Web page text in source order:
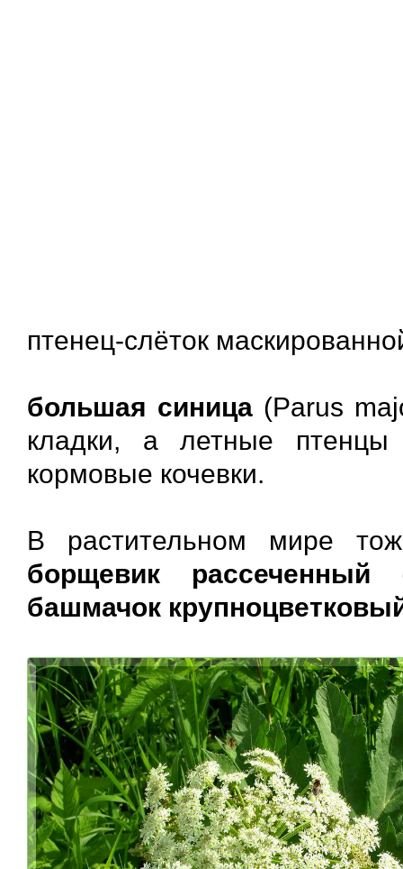
птенец-слёток
большая синица (Parus
кладки, а летные
кормовые кочевки.
В растительном мире
борщевик рассеченный
башмачок